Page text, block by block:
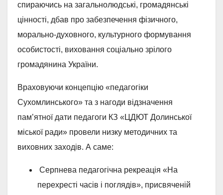
спираючись на загальнолюдські, громадянські
цінності, дбав про забезпечення фізичного,
морально-духовного, культурного формування
особистості, виховання соціально зрілого
громадянина України.
Враховуючи концепцію «педагогіки
Сухомлинського» та з нагоди відзначення
пам’ятної дати педагоги КЗ «ЦДЮТ Долинської
міської ради» провели низку методичних та
виховних заходів. А саме:
Серпнева педагогічна рекреація «На
перехресті часів і поглядів», присвяченій